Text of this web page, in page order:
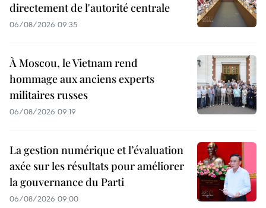
directement de l'autorité centrale
06/08/2026 09:35
À Moscou, le Vietnam rend
hommage aux anciens experts
militaires russes
06/08/2026 09:19
La gestion numérique et l’évaluation
axée sur les résultats pour améliorer
la gouvernance du Parti
06/08/2026 09:00